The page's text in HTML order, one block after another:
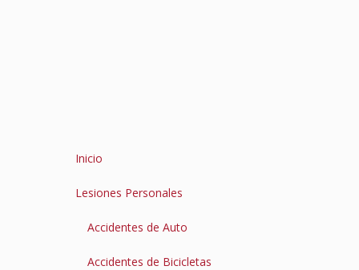
Inicio
Lesiones Personales
Accidentes de Auto
Accidentes de Bicicletas